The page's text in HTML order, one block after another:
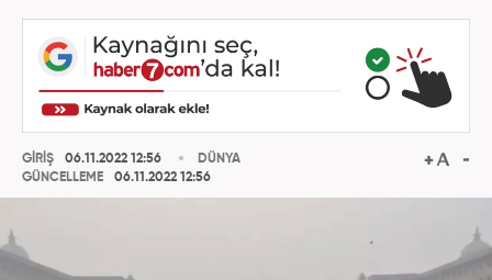
GİRİŞ
06.11.2022 12:56
GÜNCELLEME
06.11.2022 12:56
DÜNYA